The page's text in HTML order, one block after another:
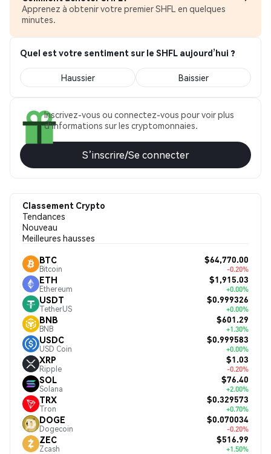
Apprenez à obtenir votre premier SHFL en quelques
minutes.
Quel est votre sentiment sur le SHFL aujourd’hui ?
Haussier Baissier
Inscrivez-vous ou connectez-vous pour voir plus
d'informations sur les cryptomonnaies.
S’inscrire/Se connecter
Classement Crypto
Tendances
Nouveau
Meilleures hausses
BTC
Bitcoin
$64,770.00
-0.20%
ETH
Ethereum
$1,915.03
+0.00%
USDT
TetherUS
$0.999326
+0.00%
BNB
BNB
$601.29
+1.30%
USDC
USD Coin
$0.999583
+0.00%
XRP
Ripple
$1.03
-0.20%
SOL
Solana
$76.40
+2.00%
TRX
Tron
$0.329573
+0.70%
DOGE
Dogecoin
$0.070034
-0.20%
ZEC
Zcash
$516.99
+1.50%